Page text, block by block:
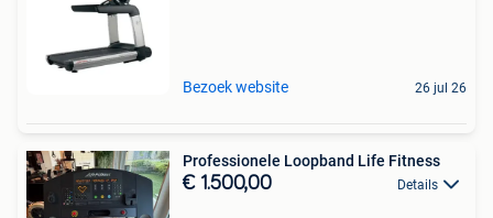
Bezoek website 26 jul 26
Professionele Loopband Life Fitness
€ 1.500,00 Details